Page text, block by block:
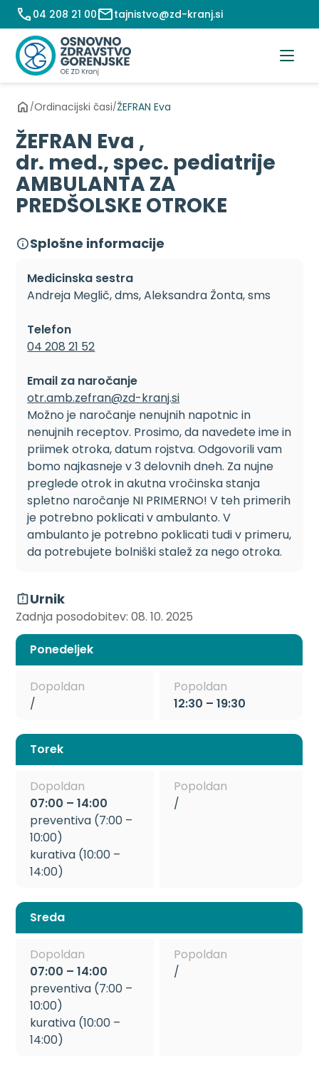
Preskoči
na
vsebino
04 208 21 00 tajnistvo@zd-kranj.si
/Ordinacijski časi/ŽEFRAN Eva
ŽEFRAN Eva ,
dr. med., spec. pediatrije
AMBULANTA ZA
PREDŠOLSKE OTROKE
Splošne informacije
Medicinska sestra
Andreja Meglič, dms, Aleksandra Žonta, sms
Telefon
04 208 21 52
Email za naročanje
otr.amb.zefran@zd-kranj.si
Možno je naročanje nenujnih napotnic in
nenujnih receptov. Prosimo, da navedete ime in
priimek otroka, datum rojstva. Odgovorili vam
bomo najkasneje v 3 delovnih dneh. Za nujne
preglede otrok in akutna vročinska stanja
spletno naročanje NI PRIMERNO! V teh primerih
je potrebno poklicati v ambulanto. V
ambulanto je potrebno poklicati tudi v primeru,
da potrebujete bolniški stalež za nego otroka.
Urnik
Zadnja posodobitev: 08. 10. 2025
Ponedeljek
Dopoldan
/
Popoldan
12:30 – 19:30
Torek
Dopoldan
07:00 – 14:00
preventiva (7:00 –
10:00)
kurativa (10:00 –
14:00)
Popoldan
/
Sreda
Dopoldan
07:00 – 14:00
preventiva (7:00 –
10:00)
kurativa (10:00 –
14:00)
Popoldan
/